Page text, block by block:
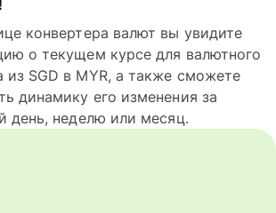
конвертера валют вы увидите
о текущем курсе для валютного
из SGD в MYR, а также сможете
динамику его изменения за
день, неделю или месяц.